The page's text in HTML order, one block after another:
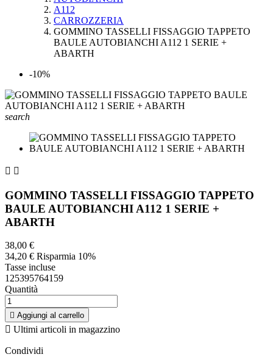
A112
CARROZZERIA
GOMMINO TASSELLI FISSAGGIO TAPPETO
BAULE AUTOBIANCHI A112 1 SERIE +
ABARTH
-10%
search
 
GOMMINO TASSELLI FISSAGGIO TAPPETO
BAULE AUTOBIANCHI A112 1 SERIE +
ABARTH
38,00 €
34,20 € Risparmia 10%
Tasse incluse
125395764159
Quantità
 Aggiungi al carrello
 Ultimi articoli in magazzino
Condividi